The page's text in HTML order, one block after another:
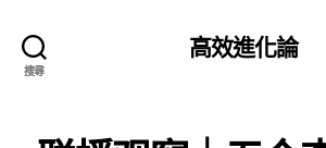
搜尋
高效進化論